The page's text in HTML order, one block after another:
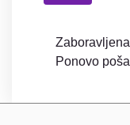
Ponovo